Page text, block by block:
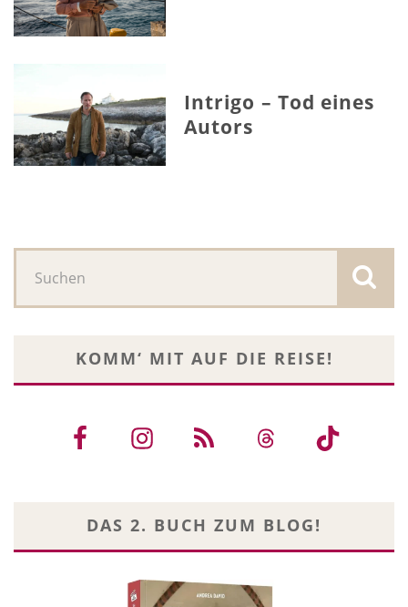
Intrigo – Tod eines
Autors
KOMM‘ MIT AUF DIE REISE!
DAS 2. BUCH ZUM BLOG!